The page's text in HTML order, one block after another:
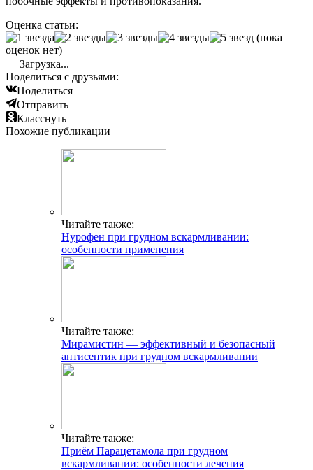
Оценка статьи:
(пока
оценок нет)
Загрузка...
Поделиться с друзьями:
Поделиться
Отправить
Класснуть
Похожие публикации
Читайте также:
Нурофен при грудном вскармливании:
особенности применения
Читайте также:
Мирамистин — эффективный и безопасный
антисептик при грудном вскармливании
Читайте также:
Приём Парацетамола при грудном
вскармливании: особенности лечения